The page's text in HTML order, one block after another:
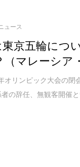
ュース
京五輪につ
マレーシア
オリンピック大会の閉
の辞任、無観客開催